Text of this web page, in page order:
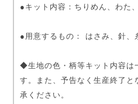
●キット内容：ちりめん、わた
●用意するもの： はさみ、針、
◆生地の色・柄等キット内容は
す。また、予告なく生産終了と
承ください。